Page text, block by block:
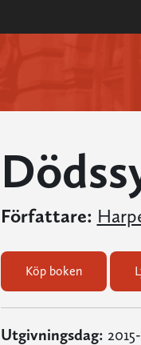
Författare:
Köp boken
Utgivningsdag: